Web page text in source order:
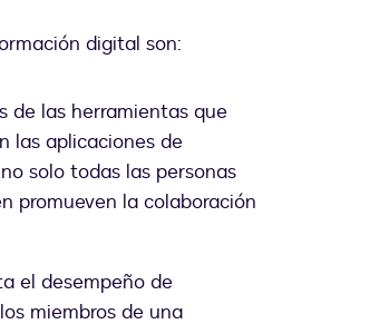
digital son:
de las herramientas que
las aplicaciones de
solo todas las personas
promueven la colaboración
el desempeño de
miembros de una